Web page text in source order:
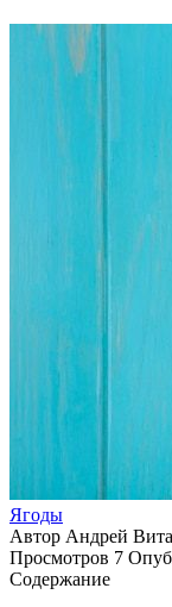
Ягоды
Автор Андрей
Просмотров 7
Содержание